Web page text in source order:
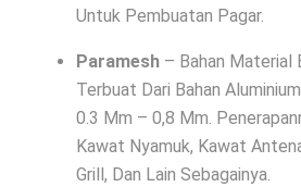
Untuk Pembuatan Pagar.
Paramesh – Bahan Material
Terbuat Dari Bahan
0.3 Mm – 0,8 Mm.
Kawat Nyamuk, Kawat
Grill, Dan Lain Sebagainya.